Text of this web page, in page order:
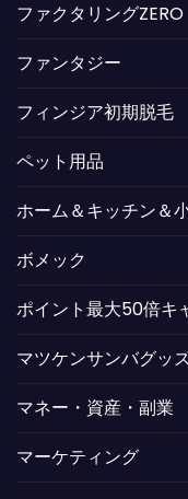
ファクタリングZERO
ファンタジー
フィンジア初期脱毛
ペット用品
ホーム＆キッチン＆
ボメック
ポイント最大50倍キ
マツケンサンバグッ
マネー・資産・副業
マーケティング